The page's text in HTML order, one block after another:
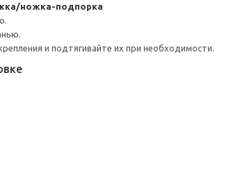
ножка-подпорка
и подтягивайте их при необходимости.